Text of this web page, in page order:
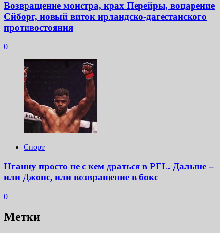
Возвращение монстра, крах Перейры, воцарение
Сйборг, новый виток ирландско-дагестанского
противостояния
0
Спорт
Нганну просто не с кем драться в PFL. Дальше –
или Джонс, или возвращение в бокс
0
Метки